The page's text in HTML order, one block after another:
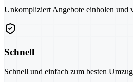
Unkompliziert Angebote einholen und
Schnell
Schnell und einfach zum besten